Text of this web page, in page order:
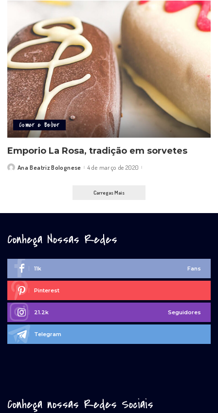
Comer e Beber
Emporio La Rosa, tradição em sorvetes
PostedAna Beatriz Bolognese 4 de março de 2020
Carregas Mais
Conheça Nossas Redes
11k Fans
Pinterest
21.2k Seguidores
Telegram
Conheça nossas Redes Sociais